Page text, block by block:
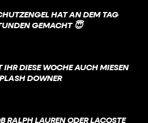
HAT AN DEM TAG
GEMACHT 😇
IHR DIESE WOCHE AUCH MIESEN
DOWNER
RALPH LAUREN ODER LACOSTE